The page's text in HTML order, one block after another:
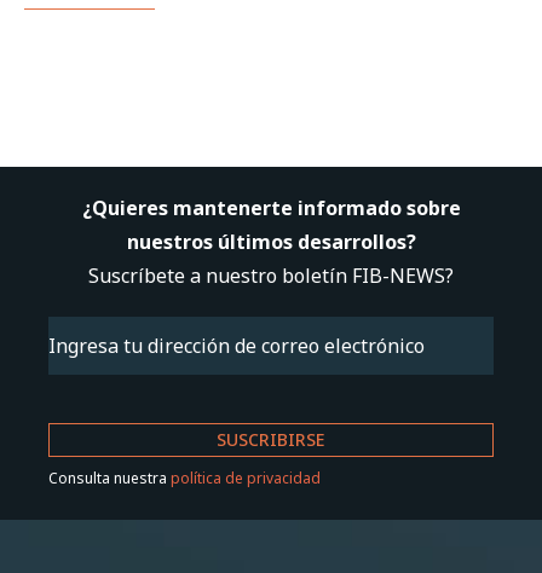
¿Quieres mantenerte informado sobre
nuestros últimos desarrollos?
Suscríbete a nuestro boletín FIB-NEWS?
Email (Obligatorio)
Consulta nuestra política de privacidad